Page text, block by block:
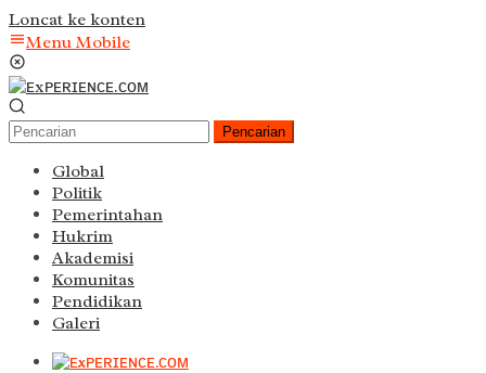
Loncat ke konten
Menu Mobile
Pencarian
Global
Politik
Pemerintahan
Hukrim
Akademisi
Komunitas
Pendidikan
Galeri